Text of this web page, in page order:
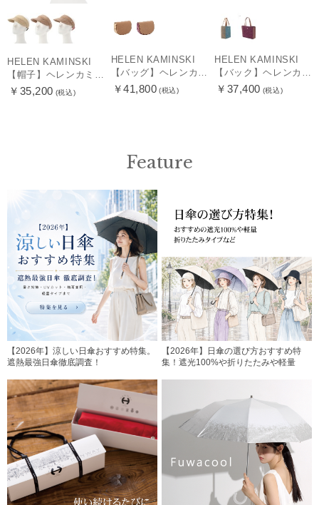
HELEN KAMINSKI
￥35,200 (税込)
HELEN KAMINSKI
￥41,800 (税込)
HELEN KAMINSKI
￥37,400 (税込)
Feature
【2026年】涼しい日傘おすすめ特集。
遮熱最強日傘徹底調査！
【2026年】日傘の選び方おすすめ特
集！遮光100%や折りたたみや軽量